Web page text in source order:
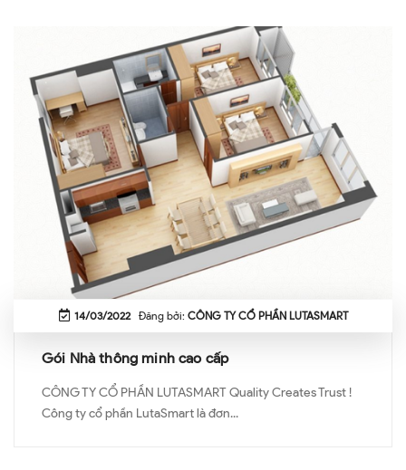
14/03/2022Đăng bởi: CÔNG TY CỔ PHẦN LUTASMART
Gói Nhà thông minh cao cấp
CÔNG TY CỔ PHẦN LUTASMART Quality Creates Trust !
Công ty cổ phần LutaSmart là đơn...